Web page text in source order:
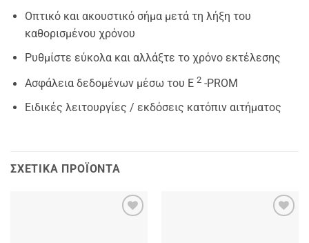
Οπτικό και ακουστικό σήμα μετά τη λήξη του
καθορισμένου χρόνου
Ρυθμίστε εύκολα και αλλάξτε το χρόνο εκτέλεσης
Ασφάλεια δεδομένων μέσω του E 2-PROM
Ειδικές λειτουργίες / εκδόσεις κατόπιν αιτήματος
ΣΧΕΤΙΚΆ ΠΡΟΪΌΝΤΑ